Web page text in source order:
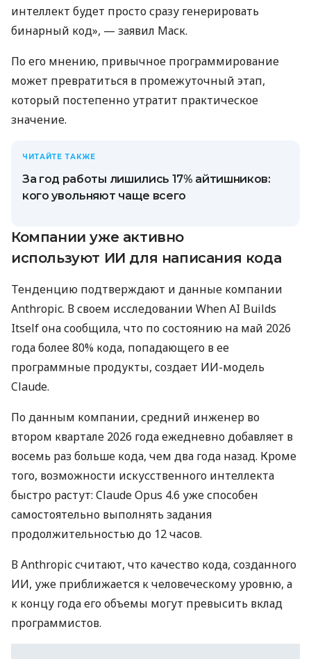
интеллект будет просто сразу генерировать
бинарный код», — заявил Маск.
По его мнению, привычное программирование
может превратиться в промежуточный этап,
который постепенно утратит практическое
значение.
ЧИТАЙТЕ ТАКЖЕ
За год работы лишились 17% айтишников:
кого увольняют чаще всего
Компании уже активно
используют ИИ для написания кода
Тенденцию подтверждают и данные компании
Anthropic. В своем исследовании When AI Builds
Itself она сообщила, что по состоянию на май 2026
года более 80% кода, попадающего в ее
программные продукты, создает ИИ-модель
Claude.
По данным компании, средний инженер во
втором квартале 2026 года ежедневно добавляет в
восемь раз больше кода, чем два года назад. Кроме
того, возможности искусственного интеллекта
быстро растут: Claude Opus 4.6 уже способен
самостоятельно выполнять задания
продолжительностью до 12 часов.
В Anthropic считают, что качество кода, созданного
ИИ, уже приближается к человеческому уровню, а
к концу года его объемы могут превысить вклад
программистов.